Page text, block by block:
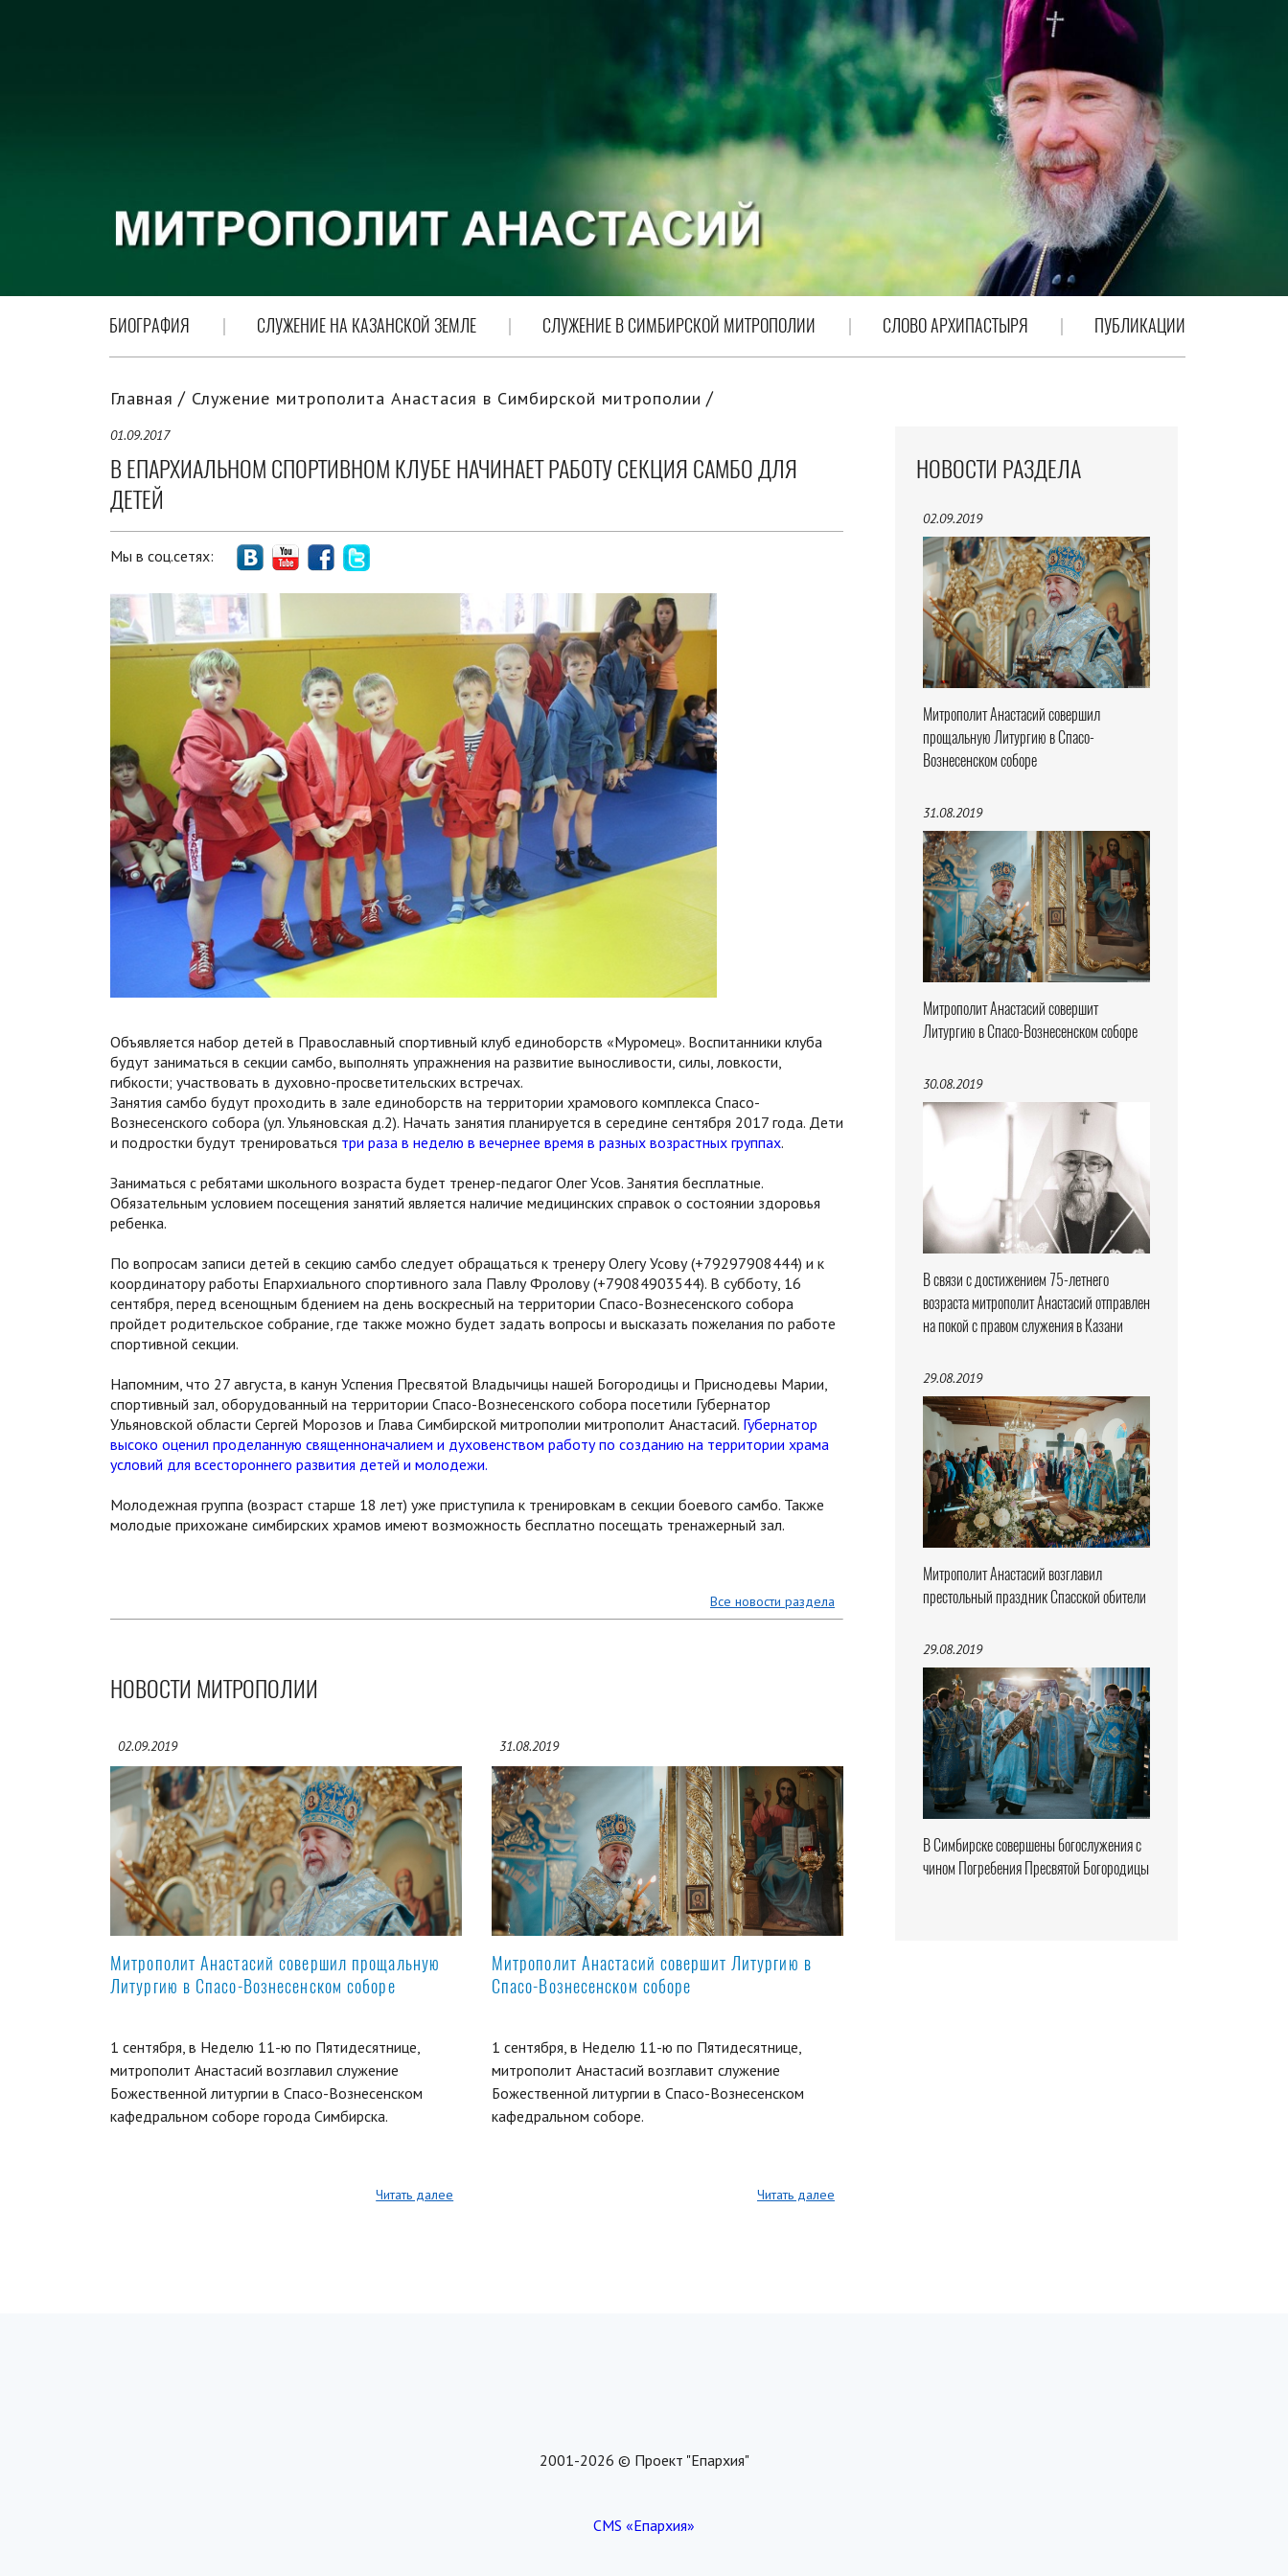
БИОГРАФИЯ СЛУЖЕНИЕ НА КАЗАНСКОЙ ЗЕМЛЕ СЛУЖЕНИЕ В СИМБИРСКОЙ МИТРОПОЛИИ СЛОВО АРХИПАСТЫРЯ ПУБЛИКАЦИИ
НОВОСТИ РАЗДЕЛА
02.09.2019
Митрополит Анастасий совершил
прощальную Литургию в Спасо-
Вознесенском соборе
31.08.2019
Митрополит Анастасий совершит
Литургию в Спасо-Вознесенском соборе
30.08.2019
В связи с достижением 75-летнего
возраста митрополит Анастасий отправлен
на покой с правом служения в Казани
29.08.2019
Митрополит Анастасий возглавил
престольный праздник Спасской обители
29.08.2019
В Симбирске совершены богослужения с
чином Погребения Пресвятой Богородицы
Главная Служение митрополита Анастасия в Симбирской митрополии
01.09.2017
В ЕПАРХИАЛЬНОМ СПОРТИВНОМ КЛУБЕ НАЧИНАЕТ РАБОТУ СЕКЦИЯ САМБО ДЛЯ
ДЕТЕЙ
Мы в соц.сетях:
Объявляется набор детей в Православный спортивный клуб единоборств «Муромец». Воспитанники клуба
будут заниматься в секции самбо, выполнять упражнения на развитие выносливости, силы, ловкости,
гибкости; участвовать в духовно-просветительских встречах.
Занятия самбо будут проходить в зале единоборств на территории храмового комплекса Спасо-
Вознесенского собора (ул. Ульяновская д.2). Начать занятия планируется в середине сентября 2017 года. Дети
и подростки будут тренироваться три раза в неделю в вечернее время в разных возрастных группах.
Заниматься с ребятами школьного возраста будет тренер-педагог Олег Усов. Занятия бесплатные.
Обязательным условием посещения занятий является наличие медицинских справок о состоянии здоровья
ребенка.
По вопросам записи детей в секцию самбо следует обращаться к тренеру Олегу Усову (+79297908444) и к
координатору работы Епархиального спортивного зала Павлу Фролову (+79084903544). В субботу, 16
сентября, перед всенощным бдением на день воскресный на территории Спасо-Вознесенского собора
пройдет родительское собрание, где также можно будет задать вопросы и высказать пожелания по работе
спортивной секции.
Напомним, что 27 августа, в канун Успения Пресвятой Владычицы нашей Богородицы и Приснодевы Марии,
спортивный зал, оборудованный на территории Спасо-Вознесенского собора посетили Губернатор
Ульяновской области Сергей Морозов и Глава Симбирской митрополии митрополит Анастасий. Губернатор
высоко оценил проделанную священноначалием и духовенством работу по созданию на территории храма
условий для всестороннего развития детей и молодежи.
Молодежная группа (возраст старше 18 лет) уже приступила к тренировкам в секции боевого самбо. Также
молодые прихожане симбирских храмов имеют возможность бесплатно посещать тренажерный зал.
Все новости раздела
НОВОСТИ МИТРОПОЛИИ
02.09.2019
Митрополит Анастасий совершил прощальную
Литургию в Спасо-Вознесенском соборе
1 сентября, в Неделю 11-ю по Пятидесятнице,
митрополит Анастасий возглавил служение
Божественной литургии в Спасо-Вознесенском
кафедральном соборе города Симбирска.
Читать далее
31.08.2019
Митрополит Анастасий совершит Литургию в
Спасо-Вознесенском соборе
1 сентября, в Неделю 11-ю по Пятидесятнице,
митрополит Анастасий возглавит служение
Божественной литургии в Спасо-Вознесенском
кафедральном соборе.
Читать далее
2001-2026 © Проект "Епархия"
CMS «Епархия»